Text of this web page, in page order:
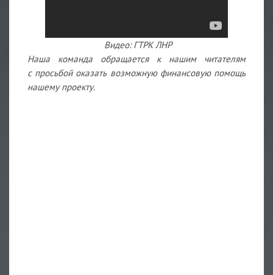
Видео: ГТРК ЛНР
Наша команда обращается к нашим читателям
с просьбой оказать возможную финансовую помощь
нашему проекту.